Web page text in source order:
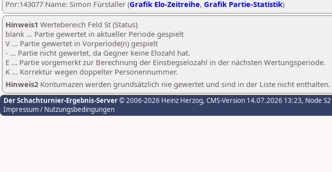
Pnr:143077 Name: Simon Fürstaller (Grafik Elo-Zeitreihe, Grafik Partie-Statistik)
Hinweis1 Wertebereich Feld St (Status)
blank ... Partie gewertet in aktueller Periode gespielt
V ... Partie gewertet in Vorperiode(n) gespielt
- ... Partie nicht gewertet, da Gegner keine Elozahl hat.
E ... Partie vorgemerkt zur Berechnung der Einstiegselozahl in der nächsten Wertungsperiode.
K ... Korrektur wegen doppelter Personennummer.
Hinweis2 Kontumazen werden grundsätzlich nie gewertet und sind in der Liste nicht enthalten.
Der Schachturnier-Ergebnis-Server© 2006-2026 Heinz Herzog, CMS-Version 14.07.2026 13:23, Node S2
Impressum / Nutzungsbedingungen